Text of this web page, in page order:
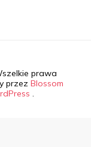
prawa
przez Blossom
.